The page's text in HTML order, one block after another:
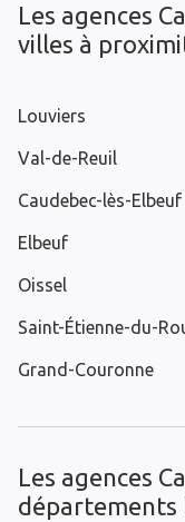
Les agences
villes à
Louviers
Val-de-Reuil
Caudebec-lès-Elbeuf
Elbeuf
Oissel
Saint-Étienne-du-
Grand-Couronne
Les agences
départements